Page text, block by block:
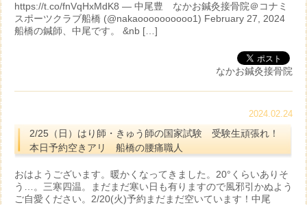
https://t.co/fnVqHxMdK8 — 中尾豊 なかお鍼灸接骨院＠コナミ
スポーツクラブ船橋 (@nakaoooooooooo1) February 27, 2024
船橋の鍼師、中尾です。 &nb […]
なかお鍼灸接骨院
2024.02.24
2/25（日）はり師・きゅう師の国家試験 受験生頑張れ！
本日予約空きアリ 船橋の腰痛職人
おはようございます。暖かくなってきました。20°くらいありそ
う…。三寒四温。まだまだ寒い日も有りますので風邪引かぬよう
ご自愛ください。2/20(火)予約まだまだ空いています！中尾